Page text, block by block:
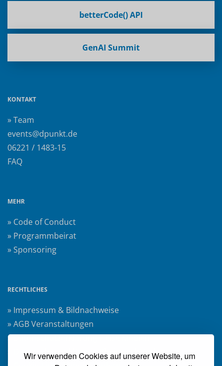
Wir verwenden Cookies auf unserer Website, um
betterCode() API
GenAI Summit
KONTAKT
» Team
events@dpunkt.de
06221 / 1483-15
FAQ
MEHR
» Code of Conduct
» Programmbeirat
» Sponsoring
RECHTLICHES
» Impressum & Bildnachweise
» AGB Veranstaltungen
» Datenschutzerklärung Heise Medien
» Datenschutzerklärung Rheinwerk Verlag